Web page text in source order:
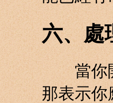
六、處
當你開
那表示你